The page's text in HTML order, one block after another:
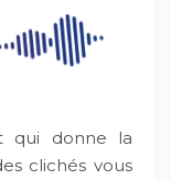
qui donne la
clichés vous